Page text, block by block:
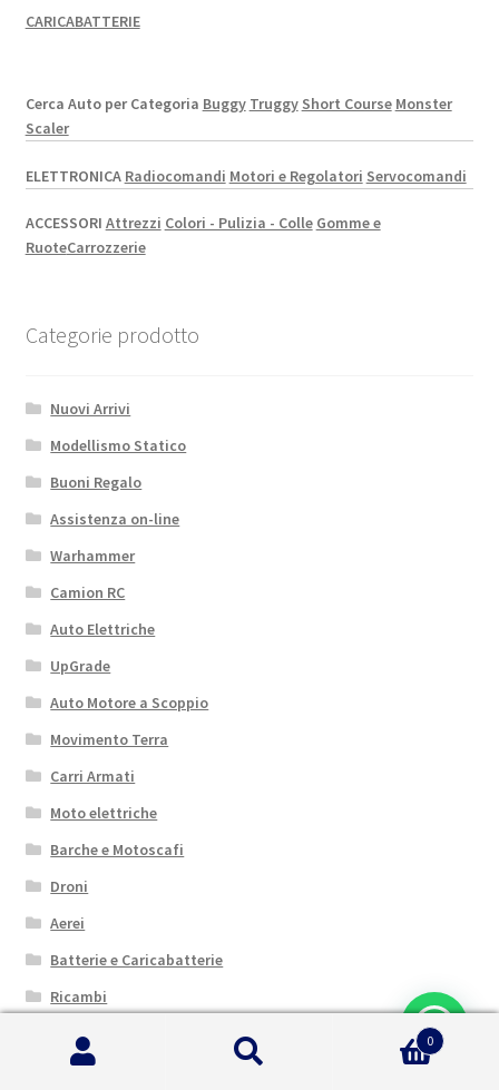
CARICABATTERIE
Cerca Auto per Categoria Buggy Truggy Short Course Monster
Scaler
ELETTRONICA Radiocomandi Motori e Regolatori Servocomandi
ACCESSORI Attrezzi Colori - Pulizia - Colle Gomme e
RuoteCarrozzerie
Categorie prodotto
Nuovi Arrivi
Modellismo Statico
Buoni Regalo
Assistenza on-line
Warhammer
Camion RC
Auto Elettriche
UpGrade
Auto Motore a Scoppio
Movimento Terra
Carri Armati
Moto elettriche
Barche e Motoscafi
Droni
Aerei
Batterie e Caricabatterie
Ricambi
Accessori
Elettronica
0